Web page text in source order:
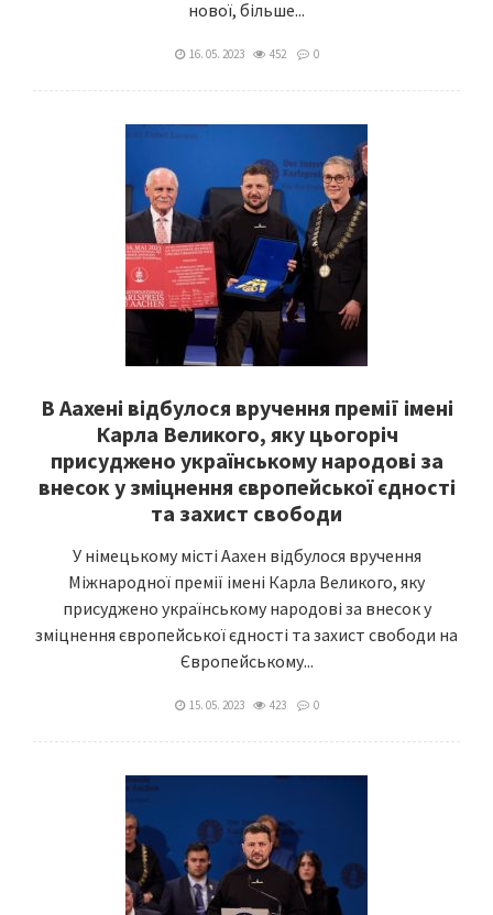
нової, більше...
16. 05. 2023 452 0
В Аахені відбулося вручення премії імені
Карла Великого, яку цьогоріч
присуджено українському народові за
внесок у зміцнення європейської єдності
та захист свободи
У німецькому місті Аахен відбулося вручення
Міжнародної премії імені Карла Великого, яку
присуджено українському народові за внесок у
зміцнення європейської єдності та захист свободи на
Європейському...
15. 05. 2023 423 0